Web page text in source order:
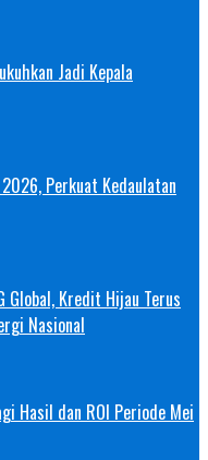
Jadi Kepala
Perkuat Kedaulatan
Global, Kredit Hijau Terus
Nasional
Hasil dan ROI Periode Mei